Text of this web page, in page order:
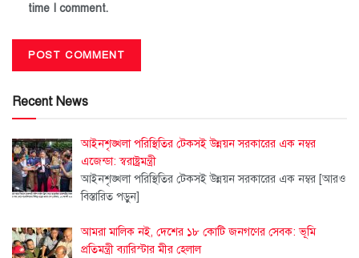
time I comment.
Recent News
আইনশৃঙ্খলা পরিস্থিতির টেকসই উন্নয়ন সরকারের এক নম্বর
এজেন্ডা: স্বরাষ্ট্রমন্ত্রী
আইনশৃঙ্খলা পরিস্থিতির টেকসই উন্নয়ন সরকারের এক নম্বর [আরও
বিস্তারিত পড়ুন]
আমরা মালিক নই, দেশের ১৮ কোটি জনগণের সেবক: ভূমি
প্রতিমন্ত্রী ব্যারিস্টার মীর হেলাল